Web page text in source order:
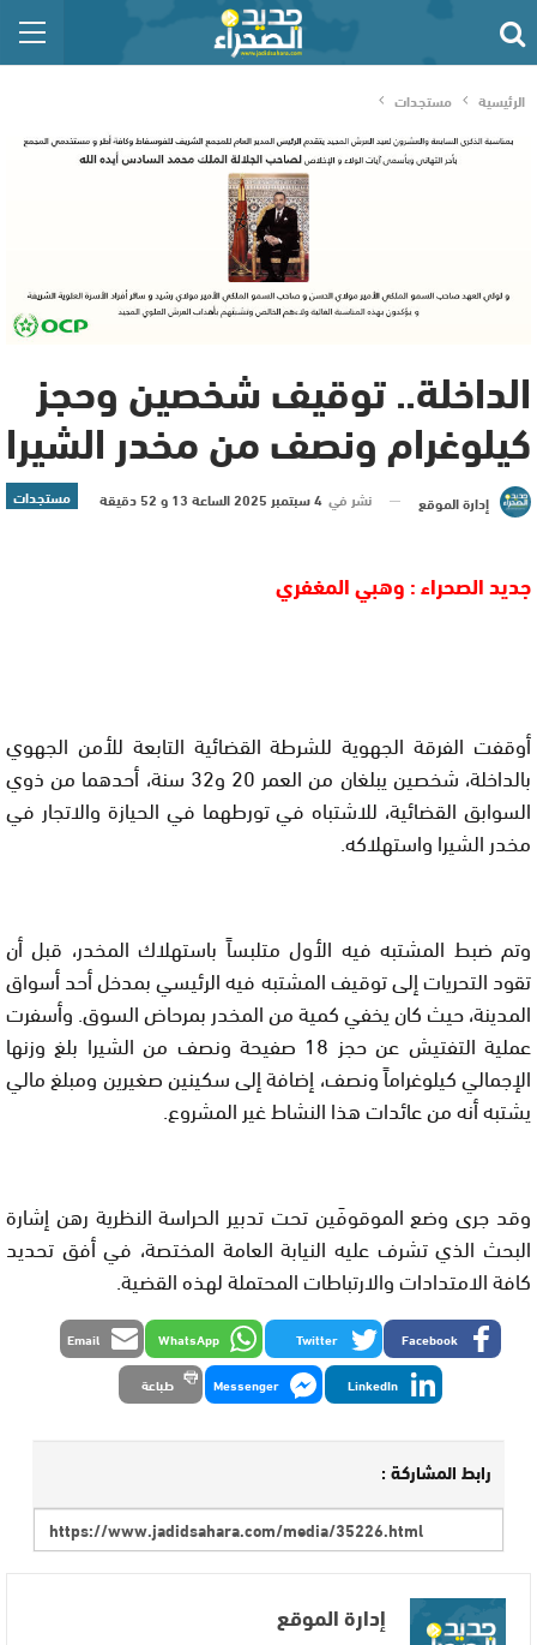
الرئيسية مستجدات
الداخلة.. توقيف شخصين وحجز
كيلوغرام ونصف من مخدر الشيرا
مستجدات إدارة الموقع نشر في 4 سبتمبر 2025 الساعة 13 و 52 دقيقة
جديد الصحراء : وهبي المغفري
أوقفت الفرقة الجهوية للشرطة القضائية التابعة للأمن الجهوي
بالداخلة، شخصين يبلغان من العمر 20 و32 سنة، أحدهما من ذوي
السوابق القضائية، للاشتباه في تورطهما في الحيازة والاتجار في
مخدر الشيرا واستهلاكه.
وتم ضبط المشتبه فيه الأول متلبساً باستهلاك المخدر، قبل أن
تقود التحريات إلى توقيف المشتبه فيه الرئيسي بمدخل أحد أسواق
المدينة، حيث كان يخفي كمية من المخدر بمرحاض السوق. وأسفرت
عملية التفتيش عن حجز 18 صفيحة ونصف من الشيرا بلغ وزنها
الإجمالي كيلوغراماً ونصف، إضافة إلى سكينين صغيرين ومبلغ مالي
يشتبه أنه من عائدات هذا النشاط غير المشروع.
وقد جرى وضع الموقوفَين تحت تدبير الحراسة النظرية رهن إشارة
البحث الذي تشرف عليه النيابة العامة المختصة، في أفق تحديد
كافة الامتدادات والارتباطات المحتملة لهذه القضية.
Facebook
Twitter
WhatsApp
Email
LinkedIn
Messenger طباعة
رابط المشاركة :
إدارة الموقع